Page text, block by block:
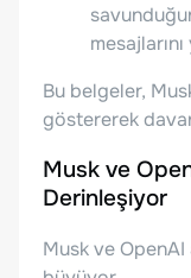
mesajlarını
Bu belgeler,
göstererek
Musk ve
Derinleşiyor
Musk ve OpenAI